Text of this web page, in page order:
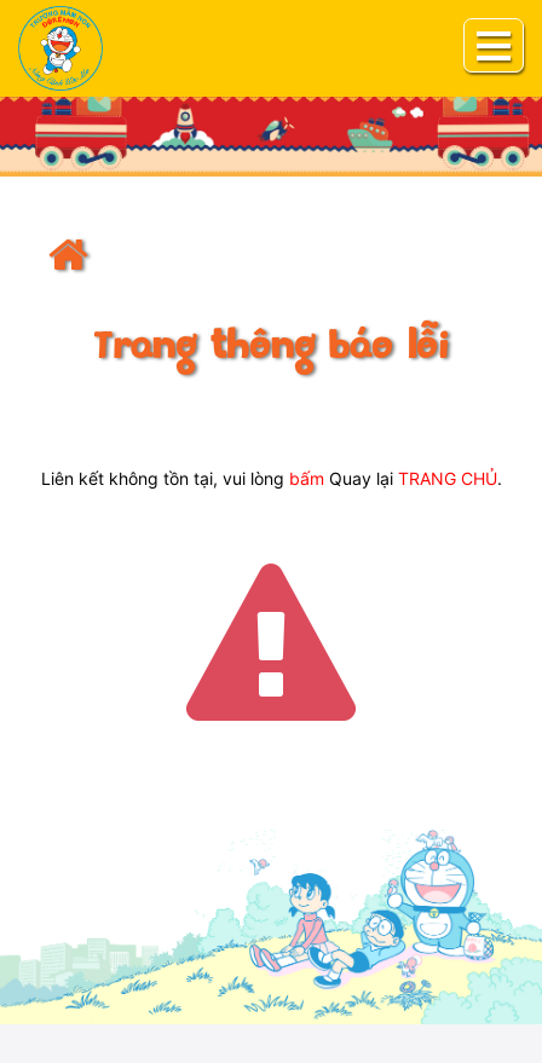
Trang thông báo lỗi
Liên kết không tồn tại, vui lòng bấm Quay lại TRANG CHỦ.